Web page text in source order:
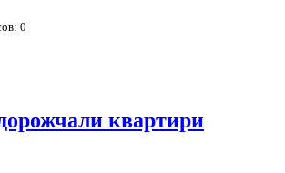
0
квартири